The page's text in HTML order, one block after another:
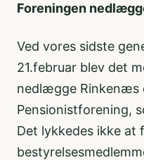
Foreningen
Ved vores sidste
21.februar blev det
nedlægge Rinkenæs
Pensionistforening,
Det lykkedes ikke at